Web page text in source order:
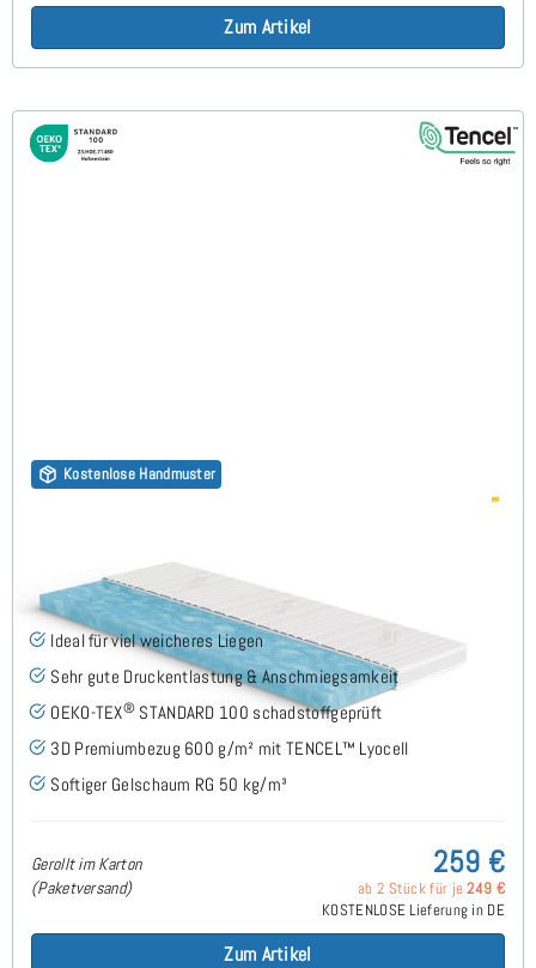
Zum Artikel
Kostenlose Handmuster
85x190 cm - Sonderanfertigung
Ideal für viel weicheres Liegen
Sehr gute Druckentlastung & Anschmiegsamkeit
OEKO-TEX® STANDARD 100 schadstoffgeprüft
3D Premiumbezug 600 g/m² mit TENCEL™ Lyocell
Softiger Gelschaum RG 50 kg/m³
Gerollt im Karton
(Paketversand)
259 €
ab 2 Stück für je249 €
KOSTENLOSE Lieferung in DE
Zum Artikel